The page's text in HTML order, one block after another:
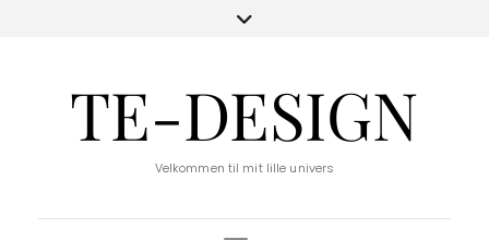
TE-DESIGN
Velkommen til mit lille univers